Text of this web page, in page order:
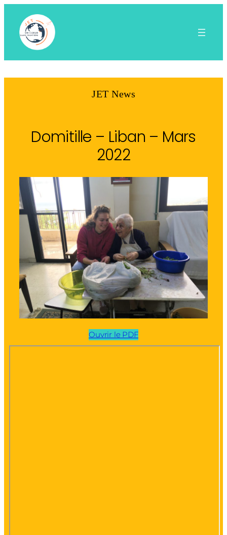
contenu
JET News
Domitille – Liban – Mars
2022
Ouvrir le PDF